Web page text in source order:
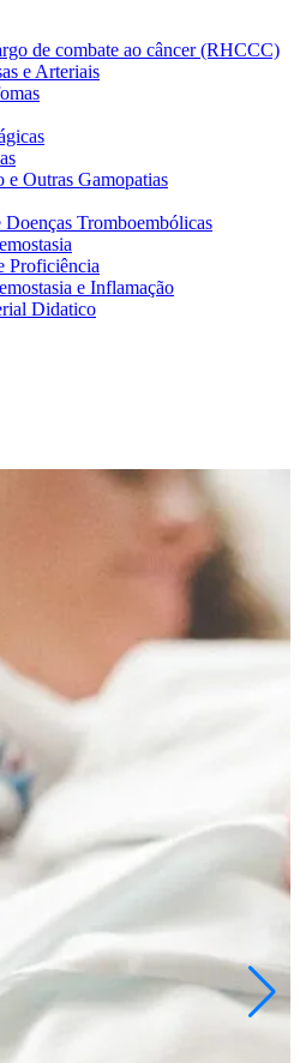
de combate ao câncer (RHCCC)
e Arteriais
Outras Gamopatias
Tromboembólicas
Proficiência
e Inflamação
Didatico